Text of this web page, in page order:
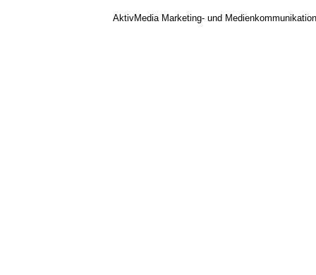
AktivMedia Marketing- und